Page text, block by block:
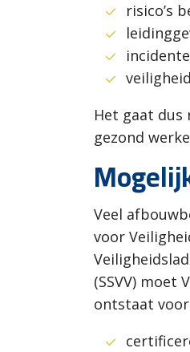
risico’s
Het gaat dus
gezond
Veel
voor
(SSVV) moet
ontstaat